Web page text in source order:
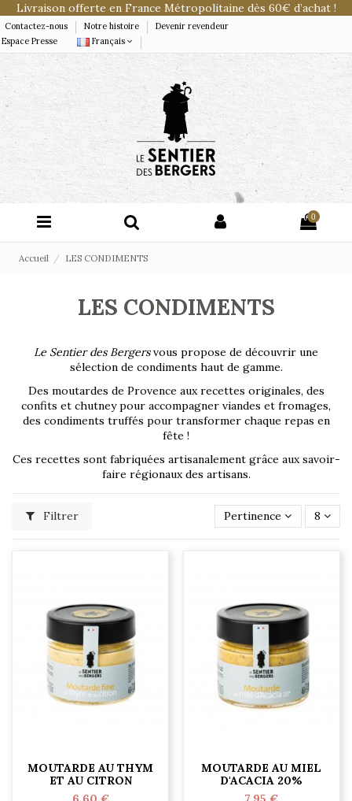
Livraison offerte en France Métropolitaine dès 60€ d’achat !
Contactez-nous Notre histoire
Devenir revendeur
Espace Presse
Français
0
Accueil LES CONDIMENTS
LES CONDIMENTS
Le Sentier des Bergersvous propose de découvrir une
sélection de condiments haut de gamme.
Des moutardes de Provence aux recettes originales, des
confits et chutney pour accompagner viandes et fromages,
des condiments truffés pour transformer chaque repas en
fête !
Ces recettes sont fabriquées artisanalement grâce aux savoir-
faire régionaux des artisans.
Filtrer Pertinence 8
MOUTARDE AU THYM
ET AU CITRON
MOUTARDE AU MIEL
D'ACACIA 20%